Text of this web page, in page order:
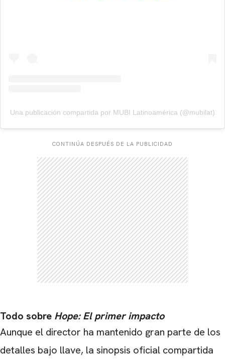
Una publicación compartida por MUBI Latinoamérica (@mubilat)
CONTINÚA DESPUÉS DE LA PUBLICIDAD
Todo sobre Hope: El primer impacto
Aunque el director ha mantenido gran parte de los
detalles bajo llave, la sinopsis oficial compartida